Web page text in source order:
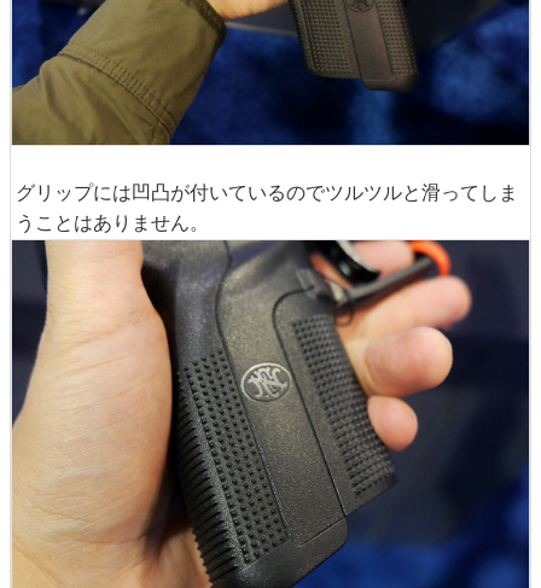
グリップには凹凸が付いているのでツルツルと滑ってしま
うことはありません。